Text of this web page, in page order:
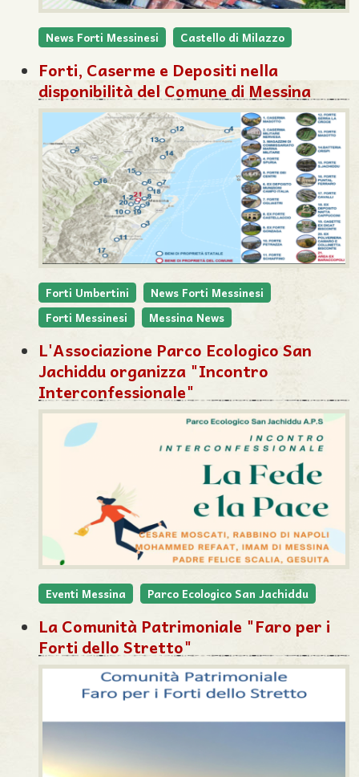
News Forti Messinesi Castello di Milazzo
Forti, Caserme e Depositi nella
disponibilità del Comune di Messina
Forti Umbertini
News Forti Messinesi
Forti Messinesi
Messina News
L'Associazione Parco Ecologico San
Jachiddu organizza "Incontro
Interconfessionale"
Eventi Messina Parco Ecologico San Jachiddu
La Comunità Patrimoniale "Faro per i
Forti dello Stretto"